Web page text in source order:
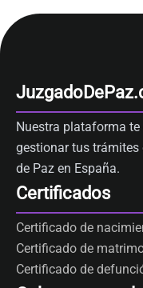
Nuestra plataforma
gestionar tus trámites
de Paz en España.
Certificados
Certificado de
Certificado de
Certificado de